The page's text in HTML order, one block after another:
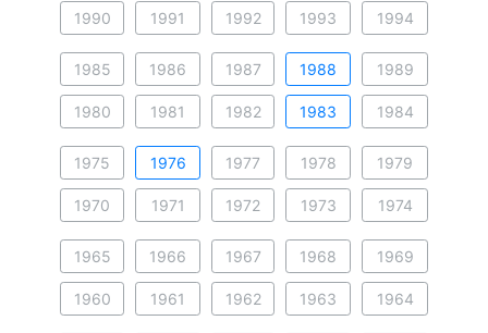
1990 1991 1992 1993 1994
1985 1986 1987 1988 1989
1980 1981 1982 1983 1984
1975 1976 1977 1978 1979
1970 1971 1972 1973 1974
1965 1966 1967 1968 1969
1960 1961 1962 1963 1964